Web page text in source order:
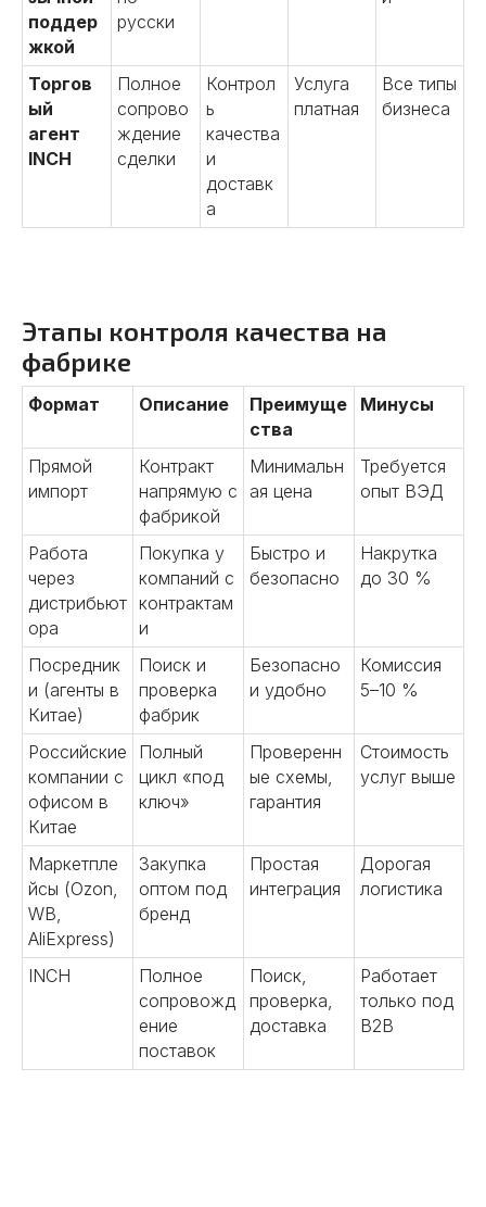
поддер
жкой
русски
Торгов
ый
агент
INCH
Полное
сопрово
ждение
сделки
Контрол
ь
качества
и
доставк
а
Услуга
платная
Все типы
бизнеса
Этапы контроля качества на
фабрике
Формат Описание
Преимуще
ства
Минусы
Прямой
импорт
Контракт
напрямую с
фабрикой
Минимальн
ая цена
Требуется
опыт ВЭД
Работа
через
дистрибьют
ора
Покупка у
компаний с
контрактам
и
Быстро и
безопасно
Накрутка
до 30 %
Посредник
и (агенты в
Китае)
Поиск и
проверка
фабрик
Безопасно
и удобно
Комиссия
5–10 %
Российские
компании с
офисом в
Китае
Полный
цикл «под
ключ»
Проверенн
ые схемы,
гарантия
Стоимость
услуг выше
Маркетпле
йсы (Ozon,
WB,
AliExpress)
Закупка
оптом под
бренд
Простая
интеграция
Дорогая
логистика
INCH
Полное
сопровожд
ение
поставок
Поиск,
проверка,
доставка
Работает
только под
B2B